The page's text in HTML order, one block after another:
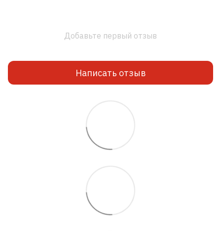
Добавьте первый отзыв
Написать отзыв